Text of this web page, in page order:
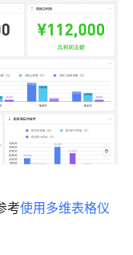
考使用多维表格仪